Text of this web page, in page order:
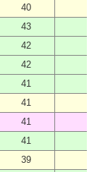
40
43
42
42
41
41
41
41
39